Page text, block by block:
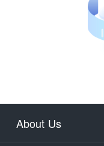
About Us